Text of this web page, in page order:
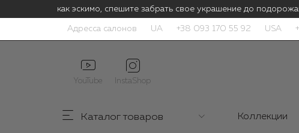
Цены тают как эскимо, спешите забрать свое украшение до
Адресса салонов UA +38 093 170 55 92 USA
YouTube InstaShop
Каталогтоваров Коллекции